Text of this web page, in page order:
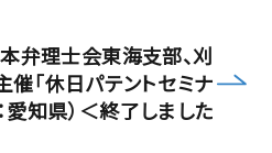
弁理士会東海支部、刈
「休日パテントセミナ
愛知県）＜終了しました